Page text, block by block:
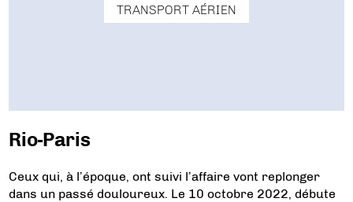
TRANSPORT AÉRIEN
Rio-Paris
Ceux qui, à l’époque, ont suivi l’affaire vont replonger
dans un passé douloureux. Le 10 octobre 2022, débute